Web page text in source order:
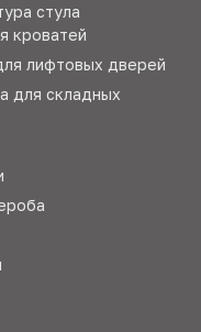
стула
кроватей
лифтовых дверей
для складных